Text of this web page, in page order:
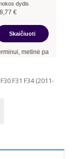
dydis
€
Skaičiuoti
metinė palūkanų
F31 F34 (2011-